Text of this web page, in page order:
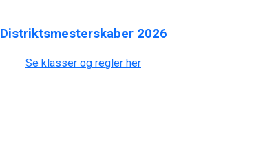
Distriktsmesterskaber 2026
Se klasser og regler her